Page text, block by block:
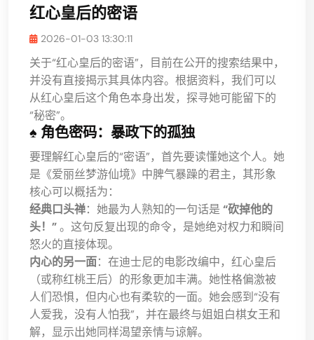
红心皇后的密语
2026-01-03 13:30:11
关于“红心皇后的密语”，目前在公开的搜索结果中，
并没有直接揭示其具体内容。根据资料，我们可以
从红心皇后这个角色本身出发，探寻她可能留下的
“秘密”。
♠️ 角色密码：暴政下的孤独
要理解红心皇后的“密语”，首先要读懂她这个人。她
是《爱丽丝梦游仙境》中脾气暴躁的君主，其形象
核心可以概括为：
经典口头禅：她最为人熟知的一句话是 “砍掉他的
头！”。这句反复出现的命令，是她绝对权力和瞬间
怒火的直接体现。
内心的另一面：在迪士尼的电影改编中，红心皇后
（或称红桃王后）的形象更加丰满。她性格偏激被
人们恐惧，但内心也有柔软的一面。她会感到“没有
人爱我，没有人怕我”，并在最终与姐姐白棋女王和
解，显示出她同样渴望亲情与谅解。